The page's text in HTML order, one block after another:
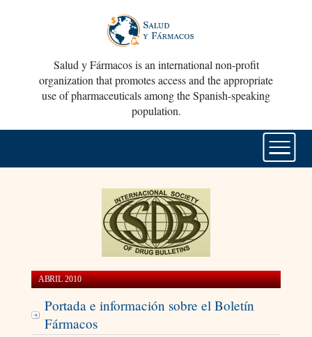
Salud y Fármacos is an international non-profit
organization that promotes access and the appropriate
use of pharmaceuticals among the Spanish-speaking
population.
ABRIL 2010
Portada e información sobre el Boletín
Fármacos